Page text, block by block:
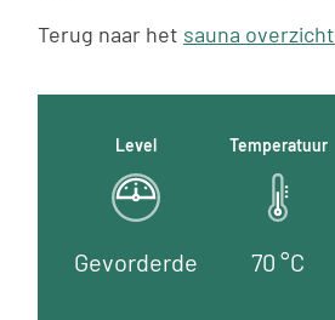
Terug naar het sauna overzicht
Level
Gevorderde
Temperatuur
70 °C